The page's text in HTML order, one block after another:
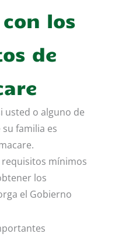
los
de
usted o alguno de
familia es
mínimos
los
el Gobierno